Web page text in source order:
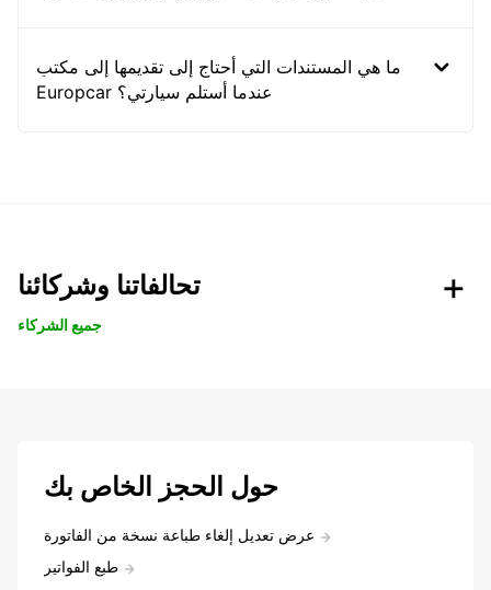
ما هي المستندات التي أحتاج إلى تقديمها إلى مكتب
Europcar عندما أستلم سيارتي؟
تحالفاتنا وشركائنا
جميع الشركاء
حول الحجز الخاص بك
عرض تعديل إلغاء طباعة نسخة من الفاتورة
طبع الفواتير